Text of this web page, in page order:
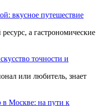
вкусное путешествие
а гастрономические
точности и
или любитель, знает
в Москве: на пути к